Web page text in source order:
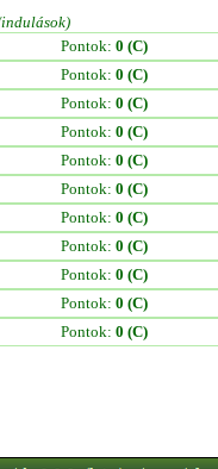
Pontok: 0 (C)
Pontok: 0 (C)
Pontok: 0 (C)
Pontok: 0 (C)
Pontok: 0 (C)
Pontok: 0 (C)
Pontok: 0 (C)
Pontok: 0 (C)
Pontok: 0 (C)
Pontok: 0 (C)
Pontok: 0 (C)